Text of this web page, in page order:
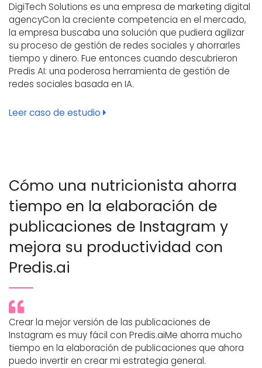
DigiTech Solutions es una empresa de marketing digital
agencyCon la creciente competencia en el mercado,
la empresa buscaba una solución que pudiera agilizar
su proceso de gestión de redes sociales y ahorrarles
tiempo y dinero. Fue entonces cuando descubrieron
Predis AI: una poderosa herramienta de gestión de
redes sociales basada en IA.
Leer caso de estudio
Cómo una nutricionista ahorra
tiempo en la elaboración de
publicaciones de Instagram y
mejora su productividad con
Predis.ai
Crear la mejor versión de las publicaciones de
Instagram es muy fácil con Predis.aiMe ahorra mucho
tiempo en la elaboración de publicaciones que ahora
puedo invertir en crear mi estrategia general.